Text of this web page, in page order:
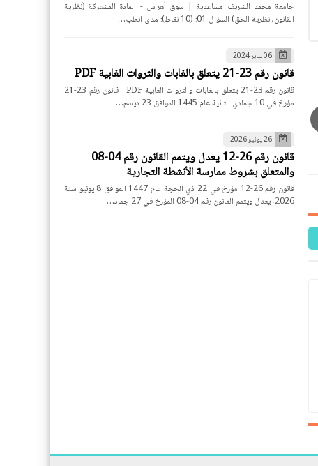
جامعة محمد الشريف مساعدية | سوق أهراس - المادة المشتركة (نظرية
القانون، نظرية الحق) السؤال 01: (10 نقاط): مدى انطب…
06 يناير 2024
قانون رقم 23-21 يتعلق بالغابات والثروات الغابية PDF
قانون رقم 23-21 يتعلق بالغابات والثروات الغابية PDF قانون رقم 23-21
مؤرخ في 10 جمادي الثانية عام 1445 الموافق 23 ديسم…
26 يونيو 2026
قانون رقم 26-12 يعدل ويتمم القانون رقم 04-08
والمتعلق بشروط ممارسة الأنشطة التجارية
قانون رقم 26-12 مؤرخ في 22 ذي الحجة عام 1447 الموافق 8 يونيو سنة
2026، يعدل ويتمم القانون رقم 04-08 المؤرخ في 27 جماد…